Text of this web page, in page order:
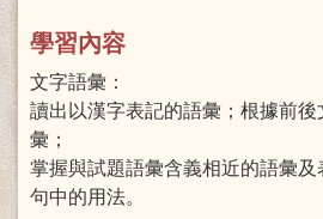
學習內容
文字語彙：
讀出以漢字表記的語彙；根據前
彙；
掌握與試題語彙含義相近的語彙
句中的用法。